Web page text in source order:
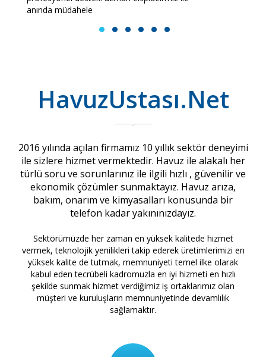
anında müdahele
1 2 3 4 5 6
HavuzUstası.Net
2016 yılında açılan firmamız 10 yıllık sektör deneyimi
ile sizlere hizmet vermektedir. Havuz ile alakalı her
türlü soru ve sorunlarınız ile ilgili hızlı , güvenilir ve
ekonomik çözümler sunmaktayız. Havuz arıza,
bakım, onarım ve kimyasalları konusunda bir
telefon kadar yakınınızdayız.
Sektörümüzde her zaman en yüksek kalitede hizmet
vermek, teknolojik yenilikleri takip ederek üretimlerimizi en
yüksek kalite de tutmak, memnuniyeti temel ilke olarak
kabul eden tecrübeli kadromuzla en iyi hizmeti en hızlı
şekilde sunmak hizmet verdiğimiz iş ortaklarımız olan
müşteri ve kuruluşların memnuniyetinde devamlılık
sağlamaktır.